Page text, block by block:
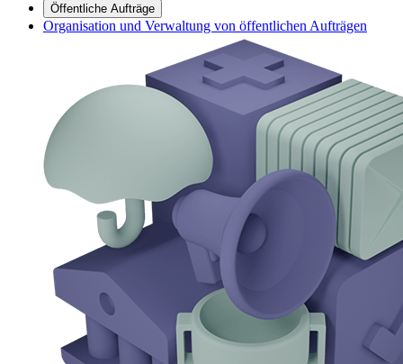
Öffentliche Aufträge
Organisation und Verwaltung von öffentlichen Aufträgen